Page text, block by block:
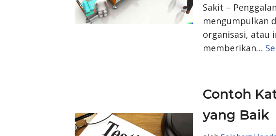
Sakit –
mengumpulkan
organisasi, atau
memberikan…
Contoh
yang Baik